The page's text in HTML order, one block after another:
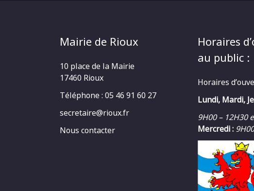
Mairie de Rioux
10 place de la Mairie
17460 Rioux
Téléphone : 05 46 91 60 27
secretaire@rioux.fr
Nous contacter
Horaires
au public :
Horaires
Lundi, Mardi,
9H00 – 12H30
Mercredi :